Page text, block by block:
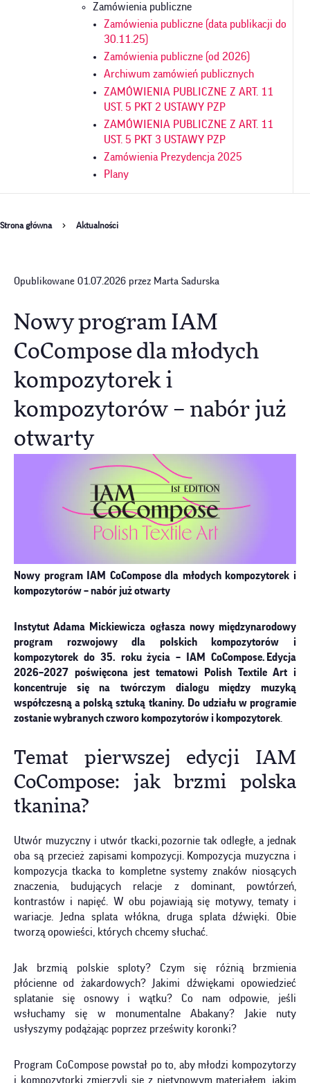
Zamówienia publiczne
Zamówienia publiczne (data publikacji do
30.11.25)
Zamówienia publiczne (od 2026)
Archiwum zamówień publicznych
ZAMÓWIENIA PUBLICZNE Z ART. 11
UST. 5 PKT 2 USTAWY PZP
ZAMÓWIENIA PUBLICZNE Z ART. 11
UST. 5 PKT 3 USTAWY PZP
Zamówienia Prezydencja 2025
Plany
Ścieżka
Strona główna Aktualności
Opublikowane 01.07.2026 przez Marta Sadurska
Nowy program IAM
CoCompose dla młodych
kompozytorek i
kompozytorów – nabór już
otwarty
Nowy program IAM CoCompose dla młodych kompozytorek i
kompozytorów – nabór już otwarty
Instytut Adama Mickiewicza ogłasza nowy międzynarodowy
program rozwojowy dla polskich kompozytorów i
kompozytorek do 35. roku życia – IAM CoCompose. Edycja
2026–2027 poświęcona jest tematowi Polish Textile Art i
koncentruje się na twórczym dialogu między muzyką
współczesną a polską sztuką tkaniny. Do udziału w programie
zostanie wybranych czworo kompozytorów i kompozytorek
Temat pierwszej edycji IAM
CoCompose: jak brzmi polska
tkanina?
Utwór muzyczny i utwór tkacki, pozornie tak odległe, a jednak
oba są przecież zapisami kompozycji. Kompozycja muzyczna i
kompozycja tkacka to kompletne systemy znaków niosących
znaczenia, budujących relacje z dominant, powtórzeń,
kontrastów i napięć. W obu pojawiają się motywy, tematy i
wariacje. Jedna splata włókna, druga splata dźwięki. Obie
tworzą opowieści, których chcemy słuchać.
Jak brzmią polskie sploty? Czym się różnią brzmienia
płócienne od żakardowych? Jakimi dźwiękami opowiedzieć
splatanie się osnowy i wątku? Co nam odpowie, jeśli
wsłuchamy się w monumentalne Abakany? Jakie nuty
usłyszymy podążając poprzez prześwity koronki?
Program CoCompose powstał po to, aby młodzi kompozytorzy
i kompozytorki zmierzyli się z nietypowym materiałem, jakim